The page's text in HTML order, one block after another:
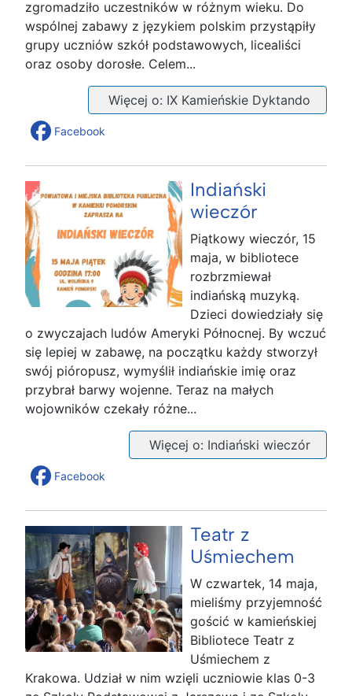
zgromadziło uczestników w różnym wieku. Do
wspólnej zabawy z językiem polskim przystąpiły
grupy uczniów szkół podstawowych, licealiści
oraz osoby dorosłe. Celem...
Więcej o: IX Kamieńskie Dyktando
Facebook
Indiański
wieczór
Piątkowy wieczór, 15
maja, w bibliotece
rozbrzmiewał
indiańską muzyką.
Dzieci dowiedziały się
o zwyczajach ludów Ameryki Północnej. By wczuć
się lepiej w zabawę, na początku każdy stworzył
swój pióropusz, wymyślił indiańskie imię oraz
przybrał barwy wojenne. Teraz na małych
wojowników czekały różne...
Więcej o: Indiański wieczór
Facebook
Teatr z
Uśmiechem
W czwartek, 14 maja,
mieliśmy przyjemność
gościć w kamieńskiej
Bibliotece Teatr z
Uśmiechem z
Krakowa. Udział w nim wzięli uczniowie klas 0-3